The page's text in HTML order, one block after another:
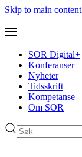
Skip to main content
SOR Digital+
Konferanser
Nyheter
Tidsskrift
Kompetanse
Om SOR